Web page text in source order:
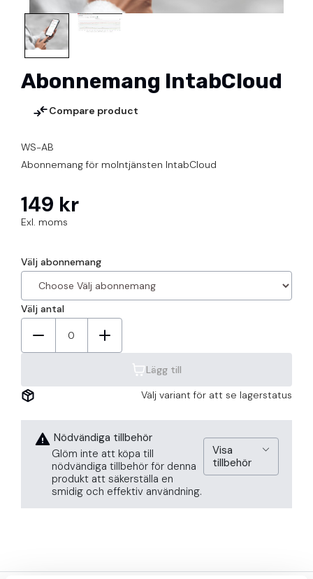
Abonnemang IntabCloud
Compare product
WS-AB
Abonnemang för molntjänsten IntabCloud
149 kr
Exl. moms
Välj abonnemang
Välj antal
0
Lägg till
Välj variant för att se lagerstatus
Nödvändiga tillbehör
Glöm inte att köpa till
nödvändiga tillbehör för denna
produkt att säkerställa en
smidig och effektiv användning.
Visa
tillbehör